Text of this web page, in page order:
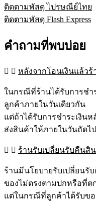
ติดตามพัสดุ ไปรษณีย์ไทย
ติดตามพัสดุ Flash Express
คำถามที่พบบ่อย
หลังจากโอนเงินแล้ว
ในกรณีที่ร้านได้รับการชำ
ลูกค้าภายในวันเดียวกัน
แต่ถ้าได้รับการชำระเงินห
ส่งสินค้าให้ภายในวันถัดไ
ร้านรับเปลี่ยนรับคืนสิ
ร้านมีนโยบายรับเปลี่ยนรั
ของไม่ตรงตามปกหรือที่ต
แต่ในกรณีที่ลูกค้าได้รับข